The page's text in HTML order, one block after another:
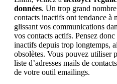
données. Un trop grand
contacts inactifs ont tendance à
glissant vos communications
vos contacts actifs. Pensez
inactifs depuis trop longtemps,
obsolètes. Vous pouvez utiliser
liste d’adresses mails de
de votre outil emailings.